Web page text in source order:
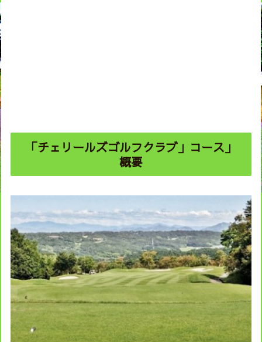
「チェリールズゴルフクラブ」コース」
概要